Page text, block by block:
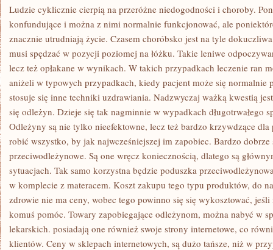
SĄ
BARDZO
Ludzie cyklicznie cierpią na przeróżne niedogodności i choroby.
konfundujące i można z nimi normalnie funkcjonować, ale
znacznie utrudniają życie. Czasem choróbsko jest na tyle
musi spędzać w pozycji poziomej na łóżku. Takie leniwe
lecz też opłakane w wynikach. W takich przypadkach leczenie ran
aniżeli w typowych przypadkach, kiedy pacjent może się normalnie
stosuje się inne techniki uzdrawiania. Nadzwyczaj ważką kwestią
się odleżyn. Dzieje się tak nagminnie w wypadkach długotrwałego
Odleżyny są nie tylko nieefektowne, lecz też bardzo krzywdzące
robić wszystko, by jak najwcześniejszej im zapobiec. Bardzo dobrze
przeciwodleżynowe. Są one wręcz koniecznością, dlatego są
sytuacjach. Tak samo korzystna będzie poduszka
w komplecie z materacem. Koszt zakupu tego typu produktów, do
zdrowie nie ma ceny, wobec tego powinno się się wykosztować,
komuś pomóc. Towary zapobiegające odleżynom, można nabyć w
lekarskich. posiadają one również swoje strony internetowe, co
klientów. Ceny w sklepach internetowych, są dużo tańsze, niż w